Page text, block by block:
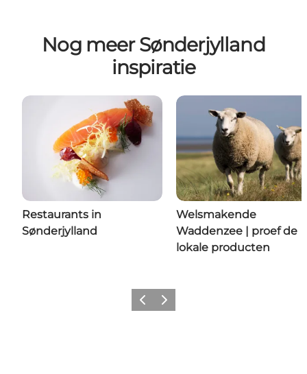
Nog meer Sønderjylland
inspiratie
Restaurants in
Sønderjylland
Welsmakende
Waddenzee | proef de
lokale producten
Vorige Volgende